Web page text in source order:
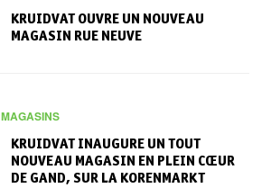
KRUIDVAT OUVRE UN NOUVEAU
MAGASIN RUE NEUVE
MAGASINS
KRUIDVAT INAUGURE UN TOUT
NOUVEAU MAGASIN EN PLEIN CŒUR
DE GAND, SUR LA KORENMARKT